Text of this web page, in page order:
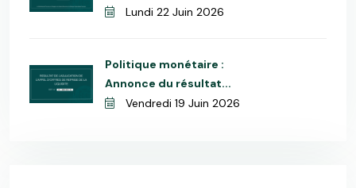
Lundi 22 Juin 2026
Politique monétaire :
Annonce du résultat...
Vendredi 19 Juin 2026